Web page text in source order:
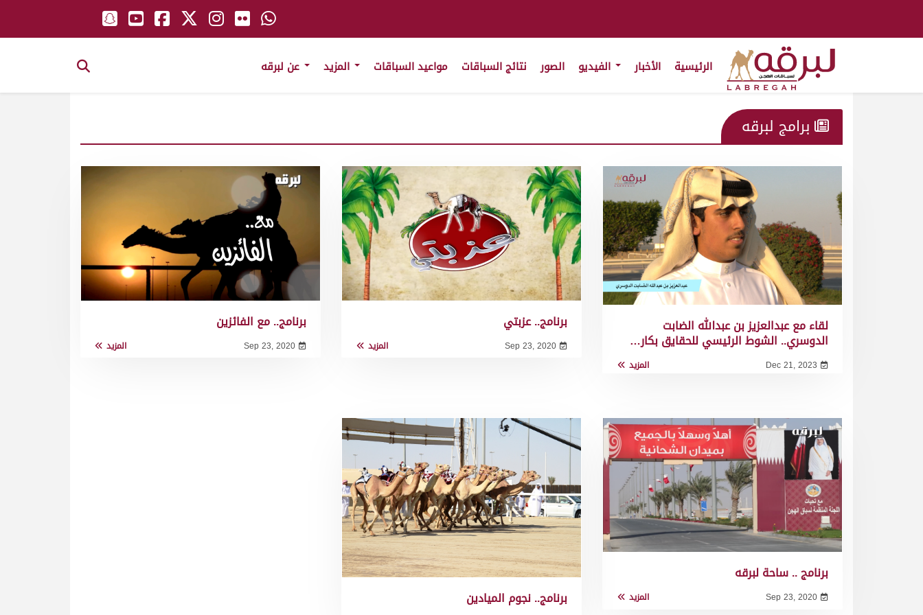
الرئيسية الأخبار الصور نتائج السباقات مواعيد السباقات
برامج لبرقه
لقاء مع عبدالعزيز بن عبدالله الضابت
الدوسري.. الشوط الرئيسي للحقايق بكار…
Dec 21, 2023 المزيد
برنامج.. عزبتي
Sep 23, 2020 المزيد
برنامج.. مع الفائزين
Sep 23, 2020 المزيد
برنامج .. ساحة لبرقه
Sep 23, 2020 المزيد برنامج.. نجوم الميادين